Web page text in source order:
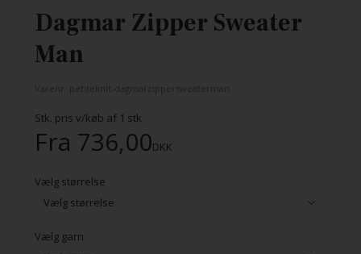
Dagmar Zipper Sweater
Man
petiteknit-dagmarzippersweaterman
Stk. pris v/køb af 1 stk
Fra 736,00DKK
Vælg størrelse
Vælg garn